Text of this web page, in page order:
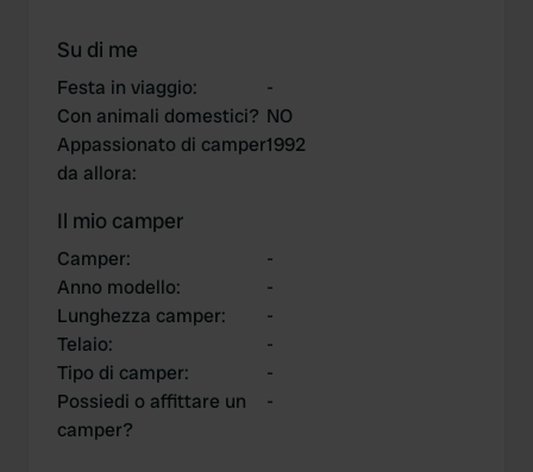
Su di me
Festa in viaggio:
-
Con animali domestici? NO
Appassionato di camper
da allora:
1992
Il mio camper
Camper:
-
Anno modello:
-
Lunghezza camper:
-
Telaio:
-
Tipo di camper:
-
Possiedi o affittare un
camper?
-